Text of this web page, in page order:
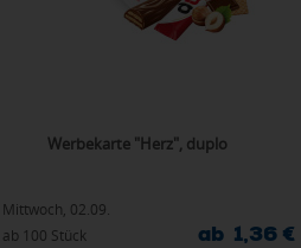
Werbekarte "Herz", duplo
Mittwoch, 02.09.
ab 100 Stück
ab 1,36 €